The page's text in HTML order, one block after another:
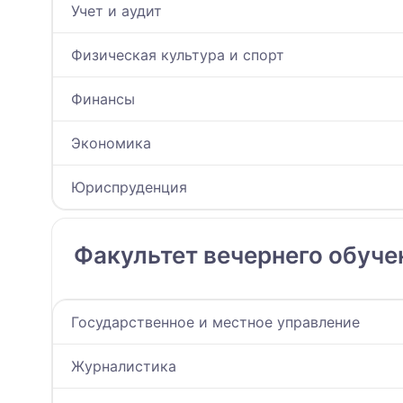
Учет и аудит
Физическая культура и спорт
Финансы
Экономика
Юриспруденция
Факультет вечернего
Государственное и местное управление
Журналистика